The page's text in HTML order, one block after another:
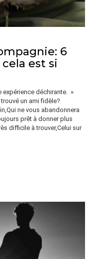
6
est si
expérience déchirante. »
un ami fidèle?
ne vous abandonnera
prêt à donner plus
difficile à trouver,Celui sur